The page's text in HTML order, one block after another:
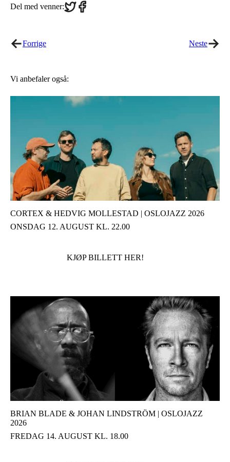
Del med venner:Share
on
Share
on
Forrige Neste
Vi anbefaler også:
CORTEX & HEDVIG MOLLESTAD | OSLOJAZZ 2026
ONSDAG 12. AUGUST KL. 22.00
KJØP BILLETT HER!
BRIAN BLADE & JOHAN LINDSTRÖM | OSLOJAZZ
2026
FREDAG 14. AUGUST KL. 18.00